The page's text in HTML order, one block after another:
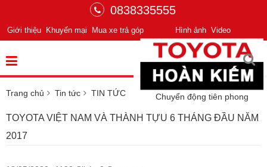
0838335555
Hình ảnh Video
Giới thiệu Khuyến mại Mua xe trả góp
Chuyển động tiên phong
Trang chủ Tin tức TIN TỨC
TOYOTA VIỆT NAM VÀ THÀNH TỰU 6 THÁNG ĐẦU NĂM
2017